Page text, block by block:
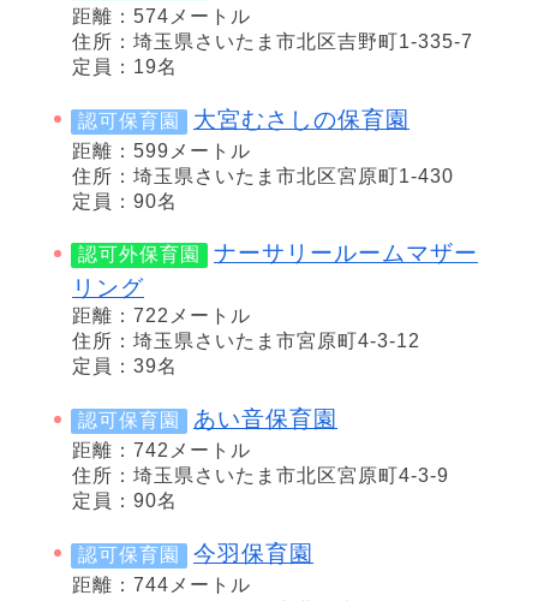
距離：574メートル
住所：埼玉県さいたま市北区吉野町1-335-7
定員：19名
認可保育園 大宮むさしの保育園
距離：599メートル
住所：埼玉県さいたま市北区宮原町1-430
定員：90名
認可外保育園
ナーサリールームマザー
リング
距離：722メートル
住所：埼玉県さいたま市宮原町4-3-12
定員：39名
認可保育園 あい音保育園
距離：742メートル
住所：埼玉県さいたま市北区宮原町4-3-9
定員：90名
認可保育園 今羽保育園
距離：744メートル